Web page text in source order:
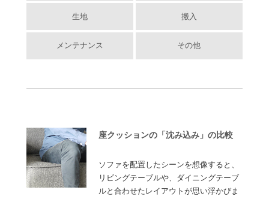
生地 搬入
メンテナンス その他
座クッションの「沈み込み」の比較
ソファを配置したシーンを想像すると、
リビングテーブルや、ダイニングテーブ
ルと合わせたレイアウトが思い浮かびま